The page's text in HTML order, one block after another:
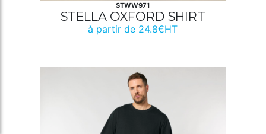
STWW971
STELLA OXFORD SHIRT
à partir de 24.8€HT